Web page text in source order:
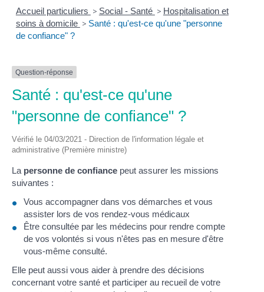
Accueil particuliers > Social - Santé > Hospitalisation et
soins à domicile > Santé : qu'est-ce qu'une "personne
de confiance" ?
Question-réponse
Santé : qu'est-ce qu'une
"personne de confiance" ?
Vérifié le 04/03/2021 - Direction de l'information légale et
administrative (Première ministre)
La personne de confiance peut assurer les missions
suivantes :
Vous accompagner dans vos démarches et vous
assister lors de vos rendez-vous médicaux
Être consultée par les médecins pour rendre compte
de vos volontés si vous n'êtes pas en mesure d'être
vous-même consulté.
Elle peut aussi vous aider à prendre des décisions
concernant votre santé et participer au recueil de votre